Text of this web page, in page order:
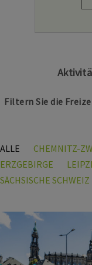
Filtern Sie die
ALLE CHEMNITZ-
ERZGEBIRGE
SÄCHSISCHE SCHWEIZ